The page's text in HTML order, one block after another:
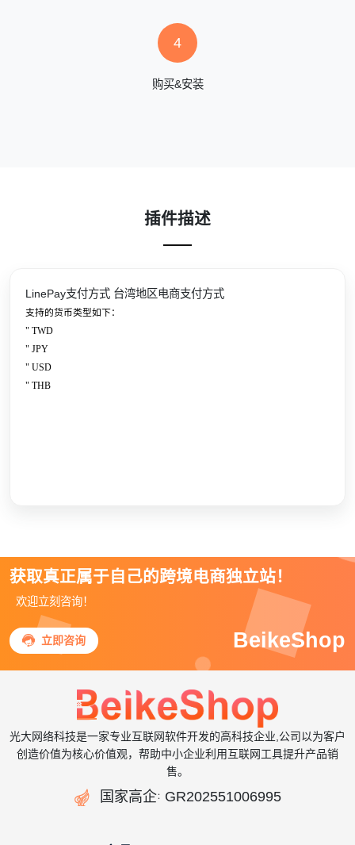
4
购买&安装
插件描述
LinePay支付方式 台湾地区电商支付方式
支持的货币类型如下：
"TWD
"JPY
"USD
"THB
获取真正属于自己的跨境电商独立站！
欢迎立刻咨询！
 立即咨询 BeikeShop
光大网络科技是一家专业互联网软件开发的高科技企业,公司以为客户
创造价值为核心价值观，帮助中小企业利用互联网工具提升产品销
售。
 国家高企： GR202551006995